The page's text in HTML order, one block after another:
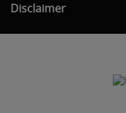
Disclaimer